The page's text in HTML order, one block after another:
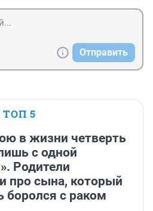
Отправить
ТОП 5
в жизни четверть
с одной
Родители
про сына, который
боролся с раком